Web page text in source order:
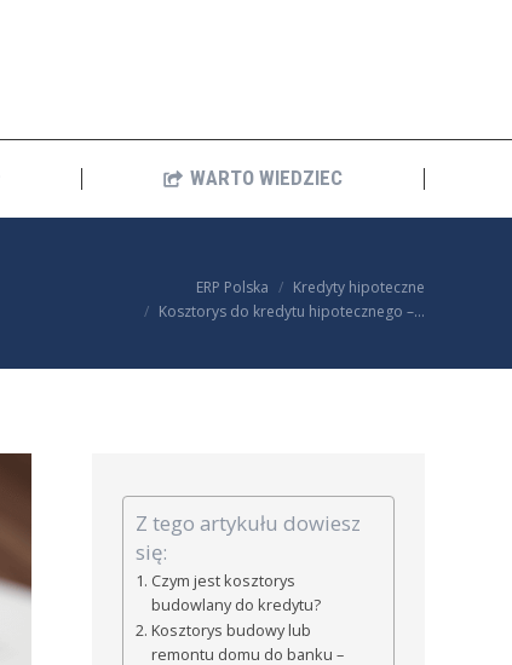
WARTO WIEDZIEC
ERP Polska
Kredyty hipoteczne
Kosztorys do kredytu hipotecznego –…
Z tego artykułu dowiesz
się:
Czym jest kosztorys
budowlany do kredytu?
Kosztorys budowy lub
remontu domu do banku –